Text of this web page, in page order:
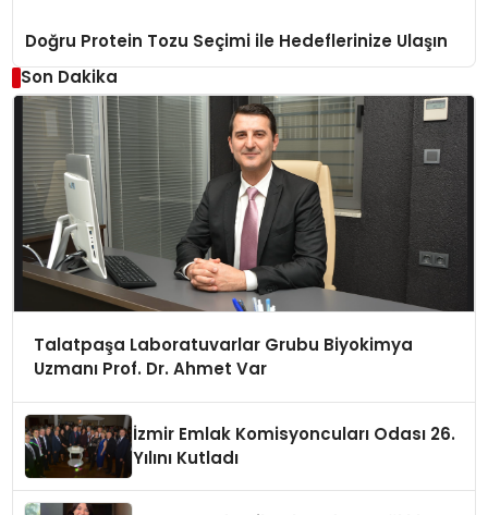
Doğru Protein Tozu Seçimi ile Hedeflerinize Ulaşın
Son Dakika
Talatpaşa Laboratuvarlar Grubu Biyokimya
Uzmanı Prof. Dr. Ahmet Var
İzmir Emlak Komisyoncuları Odası 26.
Yılını Kutladı